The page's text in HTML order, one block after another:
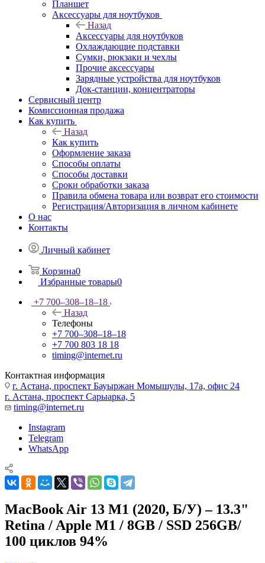
Планшет
Аксессуары для ноутбуков
Назад
Аксессуары для ноутбуков
Охлаждающие подставки
Сумки, рюкзаки и чехлы
Прочие аксессуары
Зарядные устройства для ноутбуков
Док-станции, концентраторы
Сервисный центр
Комиссионная продажа
Как купить
Назад
Как купить
Оформление заказа
Способы оплаты
Способы доставки
Сроки обработки заказа
Правила обмена товара или возврат его стоимости
Регистрация/Авторизация в личном кабинете
О нас
Контакты
Личный кабинет
Корзина0
Избранные товары0
+7 700‒308‒18‒18
Назад
Телефоны
+7 700‒308‒18‒18
+7 700 803 18 18
timing@internet.ru
Контактная информация
г. Астана, проспект Бауыржан Момышулы, 17а, офис 24
г. Астана, проспект Сарыарка, 5
timing@internet.ru
Instagram
Telegram
WhatsApp
MacBook Air 13 M1 (2020, Б/У) – 13.3"
Retina / Apple M1 / 8GB / SSD 256GB/
100 циклов 94%